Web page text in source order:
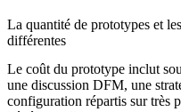
La quantité de prototypes et
différentes
Le coût du prototype inclut
une discussion DFM, une
configuration répartis sur très